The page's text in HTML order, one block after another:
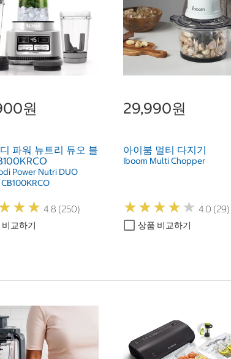
원
파워 뉴트리 듀오 블
Power Nutri DUO
★★
★★ 4.8 (250)
교하기
29,990원
아이붐 멀티 다지기
Iboom Multi Chopper
★★★★ ★
★★★★ ★ 4.0 (29)
상품 비교하기